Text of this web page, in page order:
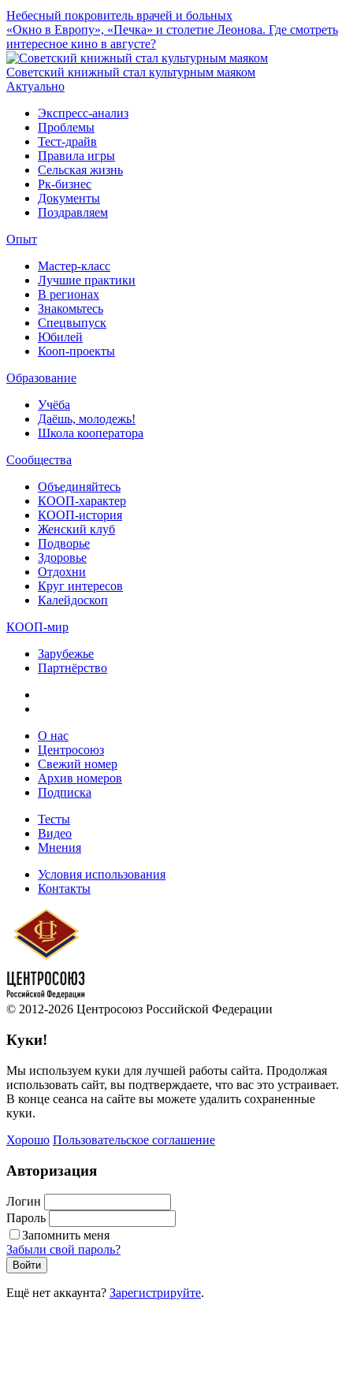
Небесный покровитель врачей и больных
«Окно в Европу», «Печка» и столетие Леонова. Где смотреть
интересное кино в августе?
Советский книжный стал культурным маяком
Актуально
Экспресс-анализ
Проблемы
Тест-драйв
Правила игры
Сельская жизнь
Рк-бизнес
Документы
Поздравляем
Опыт
Мастер-класс
Лучшие практики
В регионах
Знакомьтесь
Спецвыпуск
Юбилей
Кооп-проекты
Образование
Учёба
Даёшь, молодежь!
Школа кооператора
Сообщества
Объединяйтесь
КООП-характер
КООП-история
Женский клуб
Подворье
Здоровье
Отдохни
Круг интересов
Калейдоскоп
КООП-мир
Зарубежье
Партнёрство
О нас
Центросоюз
Свежий номер
Архив номеров
Подписка
Тесты
Видео
Мнения
Условия использования
Контакты
© 2012-2026 Центросоюз Российской Федерации
Куки!
Мы используем куки для лучшей работы сайта. Продолжая
использовать сайт, вы подтверждаете, что вас это устраивает.
В конце сеанса на сайте вы можете удалить сохраненные
куки.
Хорошо Пользовательское соглашение
Авторизация
Логин
Пароль
Запомнить меня
Забыли свой пароль?
Войти
Ещё нет аккаунта? Зарегистрируйте.